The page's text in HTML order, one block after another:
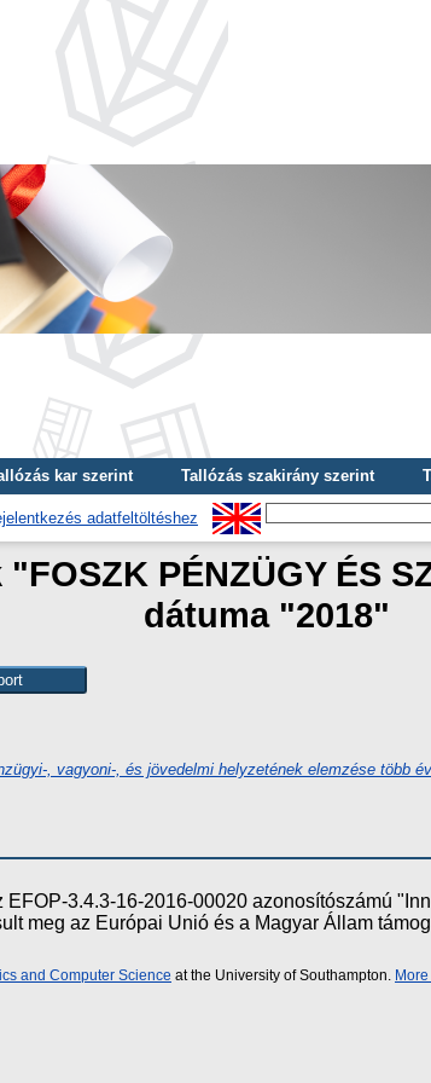
kar szerint Tallózás szakirány szerint
adatfeltöltéshez
PÉNZÜGY ÉS
dátuma "2018"
, vagyoni-, és jövedelmi helyzetének elemzése több
3.4.3-16-2016-00020 azonosítószámú
meg az Európai Unió és a Magyar Állam
and Computer Science at the University of Southampton.